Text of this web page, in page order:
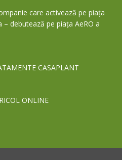
care activează pe piața
debutează pe piața AeRO a
CASAPLANT
ONLINE